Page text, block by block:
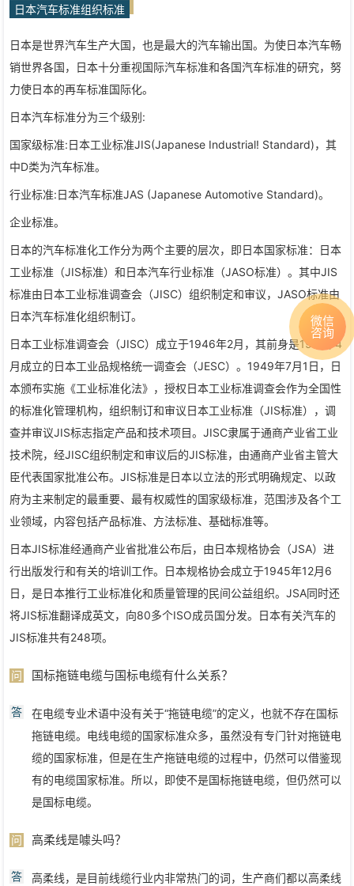
日本汽车标准组织标准
日本是世界汽车生产大国，也是最大的汽车输出国。为使日本汽车畅
销世界各国，日本十分重视国际汽车标准和各国汽车标准的研究，努
力使日本的再车标准国际化。
日本汽车标准分为三个级别:
国家级标准:日本工业标准JIS(Japanese Industrial! Standard)，其
中D类为汽车标准。
行业标准:日本汽车标准JAS (Japanese Automotive Standard)。
企业标准。
日本的汽车标准化工作分为两个主要的层次，即日本国家标准：日本
工业标准（JIS标准）和日本汽车行业标准（JASO标准）。其中JIS
标准由日本工业标准调查会（JISC）组织制定和审议，JASO标准由
日本汽车标准化组织制订。
日本工业标准调查会（JISC）成立于1946年2月，其前身是1921年4
月成立的日本工业品规格统一调查会（JESC）。1949年7月1日，日
本颁布实施《工业标准化法》，授权日本工业标准调查会作为全国性
的标准化管理机构，组织制订和审议日本工业标准（JIS标准），调
查并审议JIS标志指定产品和技术项目。JISC隶属于通商产业省工业
技术院，经JISC组织制定和审议后的JIS标准，由通商产业省主管大
臣代表国家批准公布。JIS标准是日本以立法的形式明确规定、以政
府为主来制定的最重要、最有权威性的国家级标准，范围涉及各个工
业领域，内容包括产品标准、方法标准、基础标准等。
日本JIS标准经通商产业省批准公布后，由日本规格协会（JSA）进
行出版发行和有关的培训工作。日本规格协会成立于1945年12月6
日，是日本推行工业标准化和质量管理的民间公益组织。JSA同时还
将JIS标准翻译成英文，向80多个ISO成员国分发。日本有关汽车的
JIS标准共有248项。
问 国标拖链电缆与国标电缆有什么关系？
答
在电缆专业术语中没有关于“拖链电缆”的定义，也就不存在国标
拖链电缆。电线电缆的国家标准众多，虽然没有专门针对拖链电
缆的国家标准，但是在生产拖链电缆的过程中，仍然可以借鉴现
有的电缆国家标准。所以，即使不是国标拖链电缆，但仍然可以
是国标电缆。
问 高柔线是噱头吗？
答
高柔线，是目前线缆行业内非常热门的词，生产商们都以高柔线
微信
咨询